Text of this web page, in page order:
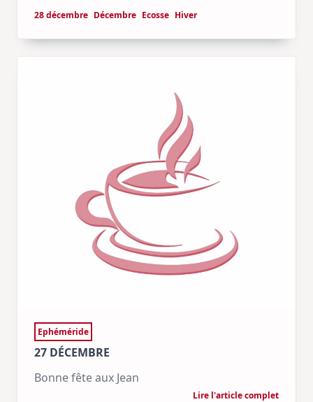
28 décembre Décembre Ecosse Hiver
Ephéméride
27 DÉCEMBRE
Bonne fête aux Jean
Lire l'article complet